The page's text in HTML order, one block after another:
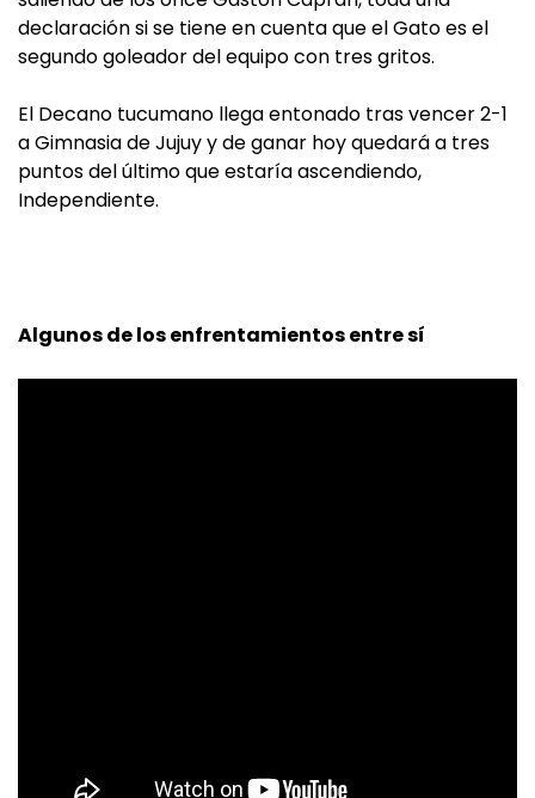
declaración si se tiene en cuenta que el Gato es el
segundo goleador del equipo con tres gritos.
El Decano tucumano llega entonado tras vencer 2-1
a Gimnasia de Jujuy y de ganar hoy quedará a tres
puntos del último que estaría ascendiendo,
Independiente.
Algunos de los enfrentamientos entre sí